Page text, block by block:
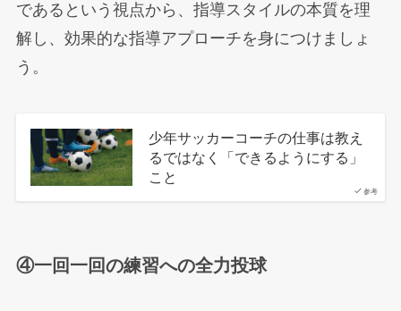
であるという視点から、指導スタイルの本質を理
解し、効果的な指導アプローチを身につけましょ
う。
参考
少年サッカーコーチの仕事は教え
るではなく「できるようにする」
こと
④一回一回の練習への全力投球